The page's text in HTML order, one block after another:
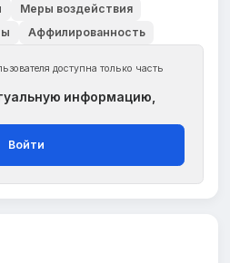
Меры воздействия
Аффилированность
доступна только часть
информацию,
Войти